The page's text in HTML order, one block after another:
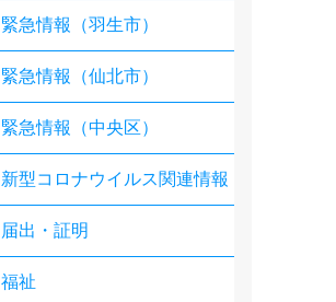
緊急情報（羽生市）
緊急情報（仙北市）
緊急情報（中央区）
新型コロナウイルス関連情報
届出・証明
福祉